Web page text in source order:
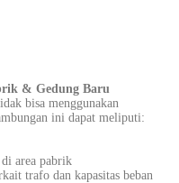
& Gedung Baru
bisa menggunakan
ini dapat meliputi:
area pabrik
trafo dan kapasitas beban